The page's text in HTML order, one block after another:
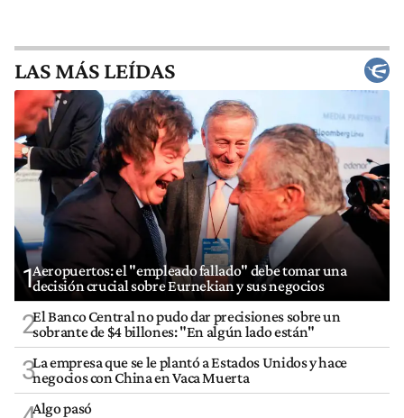
LAS MÁS LEÍDAS
1Aeropuertos: el "empleado fallado" debe tomar una
decisión crucial sobre Eurnekian y sus negocios
2El Banco Central no pudo dar precisiones sobre un
sobrante de $4 billones: "En algún lado están"
3La empresa que se le plantó a Estados Unidos y hace
negocios con China en Vaca Muerta
Algo pasó